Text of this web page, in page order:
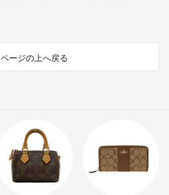
ページの上へ戻る